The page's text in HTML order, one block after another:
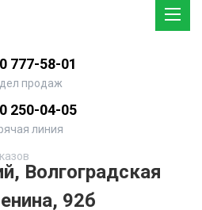
777-58-01
продаж
250-04-05
линия
Волгоградская
92б